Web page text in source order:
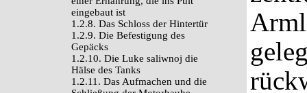
eingebaut ist
1.2.8. Das Schloss der Hintertür
1.2.9. Die Befestigung des
Gepäcks
1.2.10. Die Luke saliwnoj die
Hälse des Tanks
1.2.11. Das Aufmachen und die